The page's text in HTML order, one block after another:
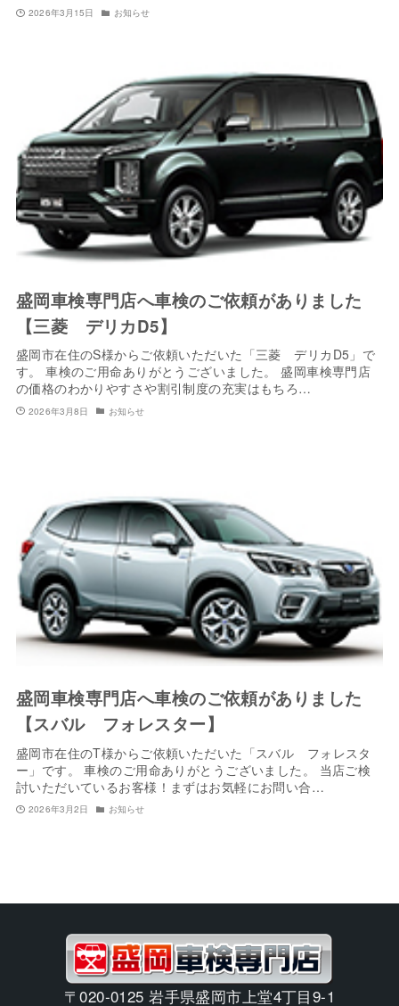
2026年3月15日 お知らせ
盛岡車検専門店へ車検のご依頼がありました
【三菱 デリカD5】
盛岡市在住のS様からご依頼いただいた「三菱 デリカD5」で
す。 車検のご用命ありがとうございました。 盛岡車検専門店
の価格のわかりやすさや割引制度の充実はもちろ…
2026年3月8日 お知らせ
盛岡車検専門店へ車検のご依頼がありました
【スバル フォレスター】
盛岡市在住のT様からご依頼いただいた「スバル フォレスタ
ー」です。 車検のご用命ありがとうございました。 当店ご検
討いただいているお客様！まずはお気軽にお問い合…
2026年3月2日 お知らせ
〒020-0125 岩手県盛岡市上堂4丁目9-1